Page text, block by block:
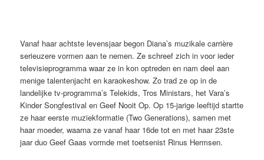
Vanaf haar achtste levensjaar begon Diana’s muzikale carrière
serieuzere vormen aan te nemen. Ze schreef zich in voor ieder
televisieprogramma waar ze in kon optreden en nam deel aan
menige talentenjacht en karaokeshow. Zo trad ze op in de
landelijke tv-programma’s Telekids, Tros Ministars, het Vara’s
Kinder Songfestival en Geef Nooit Op. Op 15-jarige leeftijd startte
ze haar eerste muziekformatie (Two Generations), samen met
haar moeder, waarna ze vanaf haar 16de tot en met haar 23ste
jaar duo Geef Gaas vormde met toetsenist Rinus Hermsen.